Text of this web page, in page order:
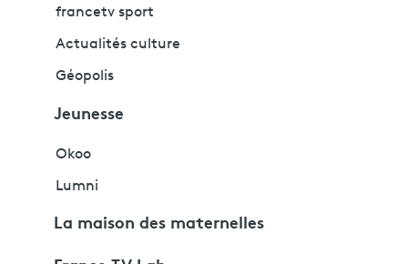
francetv sport
Actualités culture
Géopolis
Jeunesse
Okoo
Lumni
La maison des maternelles